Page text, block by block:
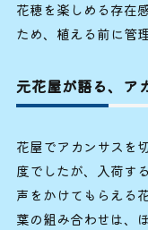
花穂を楽しめる存在
ため、植える前に管
元花屋が語る、ア
花屋でアカンサスを
度でしたが、入荷す
声をかけてもらえる
葉の組み合わせは、